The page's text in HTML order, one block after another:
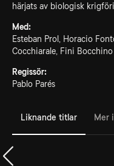
härjats av biologisk
Med:
Esteban Prol, Horacio
Cocchiarale, Fini Bocchino
Regissör:
Pablo Parés
Liknande titlar Mer